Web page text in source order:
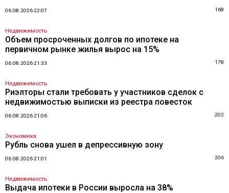
06.08.2026 22:07 168
Недвижимость
Объем просроченных долгов по ипотеке на
первичном рынке жилья вырос на 15%
06.08.2026 21:33 178
Недвижимость
Риэлторы стали требовать у участников сделок с
недвижимостью выписки из реестра повесток
06.08.2026 21:06 202
Экономика
Рубль снова ушел в депрессивную зону
06.08.2026 21:01 206
Недвижимость
Выдача ипотеки в России выросла на 38%